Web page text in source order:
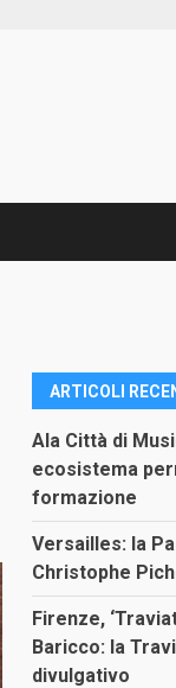
ARTICOLI
Ala Città di
ecosistema
formazione
Versailles: la
Christophe
Firenze,
Baricco: la
divulgativo